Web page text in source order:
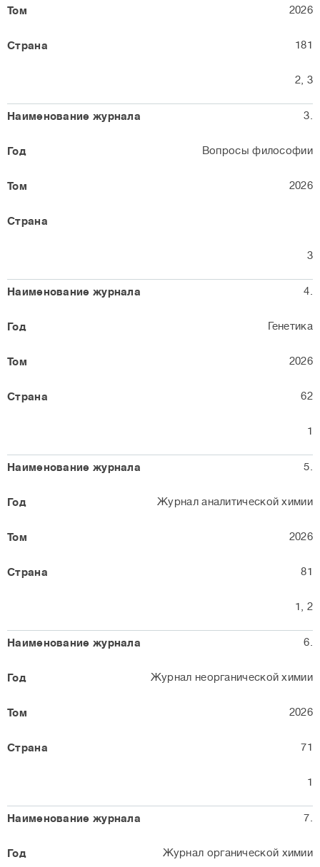
2026
181
2, 3
3.
Вопросы философии
2026
3
4.
Генетика
2026
62
1
5.
Журнал аналитической химии
2026
81
1, 2
6.
Журнал неорганической химии
2026
71
1
7.
Журнал органической химии